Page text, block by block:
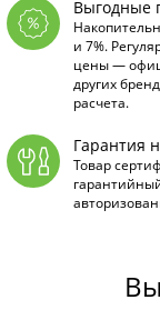
Выгодные
и 7%.
цены —
других
расчета.
Гарантия
Товар